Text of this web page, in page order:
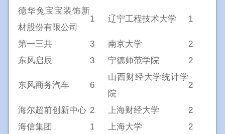
德华兔宝宝装饰新
材股份有限公司
1 辽宁工程技术大学 1
第一三共 3 南京大学
2
东风启辰
3 宁德师范学院 2
东风商务汽车 6
山西财经大学统计学
院
2
海尔超前创新中心 2 上海财经大学
2
海信集团
1 上海大学
2